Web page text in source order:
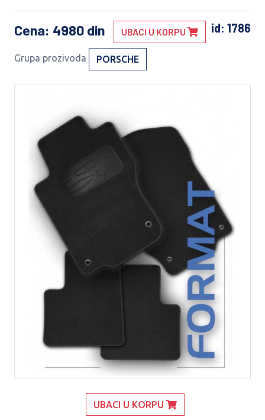
Cena: 4980 din id: 1786
UBACI U KORPU
Grupa prozivoda PORSCHE
UBACI U KORPU